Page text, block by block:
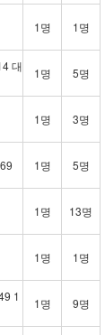
1명 1명
대
1명 5명
1명 3명
1명 5명
1명 13명
1명 1명
1
1명 9명